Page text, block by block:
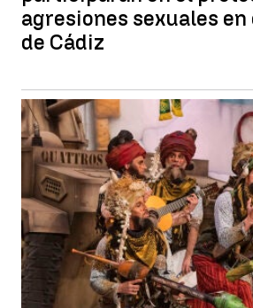
agresiones sexuales
de Cádiz